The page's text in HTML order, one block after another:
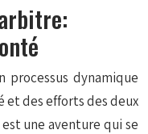
processus dynamique
des efforts des deux
une aventure qui se